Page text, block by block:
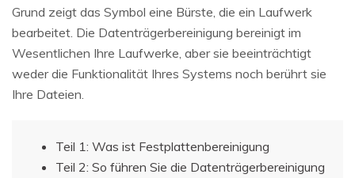
Grund zeigt das Symbol eine Bürste, die ein Laufwerk
bearbeitet. Die Datenträgerbereinigung bereinigt im
Wesentlichen Ihre Laufwerke, aber sie beeinträchtigt
weder die Funktionalität Ihres Systems noch berührt sie
Ihre Dateien.
Teil 1: Was ist Festplattenbereinigung
Teil 2: So führen Sie die Datenträgerbereinigung